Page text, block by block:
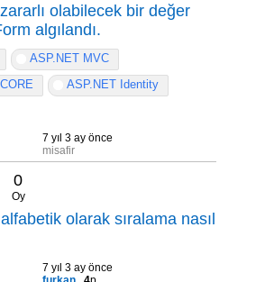
olabilecek bir değer
algılandı.
ASP.NET MVC
ASP.NET Identity
7 yıl 3 ay önce
misafir
0
Oy
olarak sıralama nasıl
7 yıl 3 ay önce